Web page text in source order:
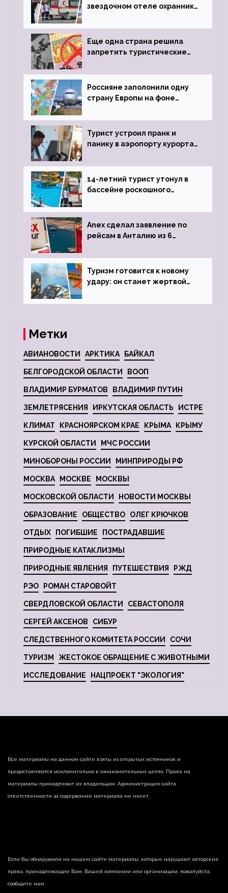
звездочном отеле охранник
пистолета
Еще одна страна решила
запретить туристические
Россияне заполонили одну
страну Европы на фоне
виз
Турист устроил пранк и
панику в аэропорту курорта,
задержке рейса
14-летний турист утонул в
бассейне роскошного
Anex сделал заявление по
рейсам в Анталию из 6
Туризм готовится к новому
удару: он станет жертвой
Метки
АВИАНОВОСТИ АРКТИКА БАЙКАЛ
БЕЛГОРОДСКОЙ ОБЛАСТИ ВООП
ВЛАДИМИР БУРМАТОВ ВЛАДИМИР ПУТИН
ЗЕМЛЕТРЯСЕНИЯ ИРКУТСКАЯ ОБЛАСТЬ ИСТРЕ
КЛИМАТ КРАСНОЯРСКОМ КРАЕ КРЫМА КРЫМУ
КУРСКОЙ ОБЛАСТИ МЧС РОССИИ
МИНОБОРОНЫ РОССИИ МИНПРИРОДЫ РФ
МОСКВА МОСКВЕ МОСКВЫ
МОСКОВСКОЙ ОБЛАСТИ НОВОСТИ МОСКВЫ
ОБРАЗОВАНИЕ ОБЩЕСТВО ОЛЕГ КРЮЧКОВ
ОТДЫХ ПОГИБШИЕ ПОСТРАДАВШИЕ
ПРИРОДНЫЕ КАТАКЛИЗМЫ
ПРИРОДНЫЕ ЯВЛЕНИЯ ПУТЕШЕСТВИЯ РЖД
РЭО РОМАН СТАРОВОЙТ
СВЕРДЛОВСКОЙ ОБЛАСТИ СЕВАСТОПОЛЯ
СЕРГЕЙ АКСЕНОВ СИБУР
СЛЕДСТВЕННОГО КОМИТЕТА РОССИИ СОЧИ
ТУРИЗМ ЖЕСТОКОЕ ОБРАЩЕНИЕ С ЖИВОТНЫМИ
ИССЛЕДОВАНИЕ НАЦПРОЕКТ "ЭКОЛОГИЯ"
Все материалы на данном сайте взяты из открытых источников и
предоставляются исключительно в ознакомительных целях. Права на
материалы принадлежат их владельцам. Администрация сайта
ответственности за содержание материала не несет.
Если Вы обнаружили на нашем сайте материалы, которые нарушают авторские
права, принадлежащие Вам, Вашей компании или организации, пожалуйста,
сообщите нам.